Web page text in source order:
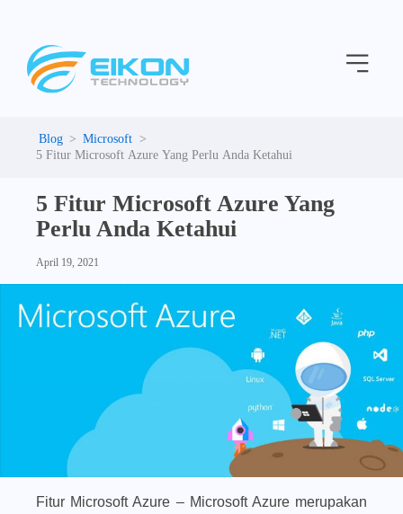
content
Menu
Microsoft
5 Fitur Microsoft Azure Yang Perlu Anda Ketahui
5 Fitur Microsoft Azure Yang
Perlu Anda Ketahui
April 19, 2021
Fitur Microsoft Azure – Microsoft Azure merupakan
e
g
i
e